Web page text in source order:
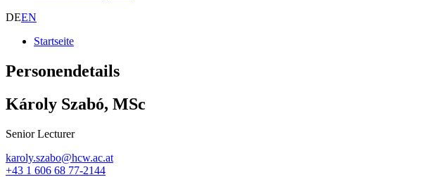
DEEN
Startseite
Personendetails
Károly Szabó, MSc
Senior Lecturer
karoly.szabo@hcw.ac.at
+43 1 606 68 77-2144